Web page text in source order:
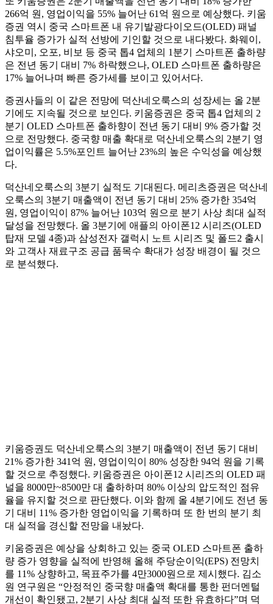
266억 원, 영업이익을 55% 늘어난 61억 원으로 예상했다. 키움
증권 역시 중국 스마트폰 내 유기발광다이오드(OLED) 패널
침투율 증가가 실적 선방에 기인할 것으로 내다봤다. 화웨이,
샤오미, 오포, 비보 등 중국 톱4 업체의 1분기 스마트폰 출하량
은 전년 동기 대비 7% 하락했으나, OLED 스마트폰 출하량은
17% 늘어나며 빠른 증가세를 보이고 있어서다.
증권사들의 이 같은 전망에 덕산네오룩스의 성장세는 올 2분
기에도 지속될 것으로 보인다. 키움증권은 중국 톱4 업체의 2
분기 OLED 스마트폰 출하향이 전년 동기 대비 9% 증가할 것
으로 전망했다. 중국향 매출 확대로 덕산네오룩스의 2분기 영
업이익률은 5.5%포인트 늘어난 23%의 높은 수익성을 예상했
다.
덕산네오룩스의 3분기 실적도 기대된다. 메리츠증권은 덕산네
오룩스의 3분기 매출액이 전년 동기 대비 25% 증가한 354억
원, 영업이익이 87% 늘어난 103억 원으로 분기 사상 최대 실적
달성을 전망했다. 올 3분기에 애플의 아이폰12 시리즈(OLED
탑재 모델 4종)과 삼성전자 갤럭시 노트 시리즈 및 폴드2 출시
와 고객사 재료구조 공급 품목수 확대가 성장 배경이 될 것으
로 분석했다.
키움증권도 덕산네오룩스의 3분기 매출액이 전년 동기 대비
21% 증가한 341억 원, 영업이익이 80% 성장한 94억 원을 기록
할 것으로 추정했다. 키움증권은 아이폰12 시리즈의 OLED 패
널을 8000만~8500만 대 출하하며 80% 이상의 압도적인 점유
율을 유지할 것으로 판단했다. 이와 함께 올 4분기에도 전년 동
기 대비 11% 증가한 영업이익을 기록하며 또 한 번의 분기 최
대 실적을 경신할 전망을 내놨다.
키움증권은 예상을 상회하고 있는 중국 OLED 스마트폰 출하
량 증가 영향을 실적에 반영해 올해 주당순이익(EPS) 전망치
를 11% 상향하고, 목표주가를 4만3000원으로 제시했다. 김소
원 연구원은 “안정적인 중국향 매출액 확대를 통한 펀더멘털
개선이 확인됐고, 2분기 사상 최대 실적 또한 유효하다”며 덕